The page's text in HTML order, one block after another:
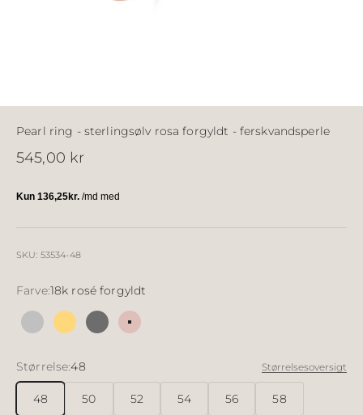
Pearl ring - sterlingsølv rosa forgyldt - ferskvandsperle
Salgspris
545,00 kr
SKU: 53534-48
Farve:18k rosé forgyldt
Sølv 18k forgyldt sølv
Sølv sort ruthineret
18k rosé forgyldt
Størrelse:48 Størrelsesoversigt
48 50 52 54 56 58